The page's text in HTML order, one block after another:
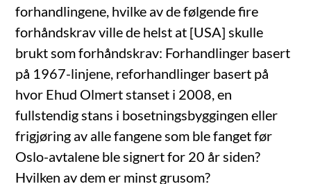
forhandlingene, hvilke av de følgende fire
forhåndskrav ville de helst at [USA] skulle
brukt som forhåndskrav: Forhandlinger basert
på 1967-linjene, reforhandlinger basert på
hvor Ehud Olmert stanset i 2008, en
fullstendig stans i bosetningsbyggingen eller
frigjøring av alle fangene som ble fanget før
Oslo-avtalene ble signert for 20 år siden?
Hvilken av dem er minst grusom?